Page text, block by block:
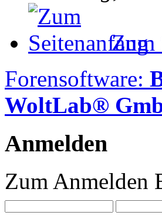
Zum
Forensoftware:
WoltLab®
Anmelden
Zum Anmelden